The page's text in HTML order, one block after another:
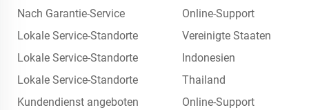
Nach Garantie-Service
Online-Support
Lokale Service-Standorte
Vereinigte Staaten
Lokale Service-Standorte
Indonesien
Lokale Service-Standorte
Thailand
Kundendienst angeboten
Online-Support